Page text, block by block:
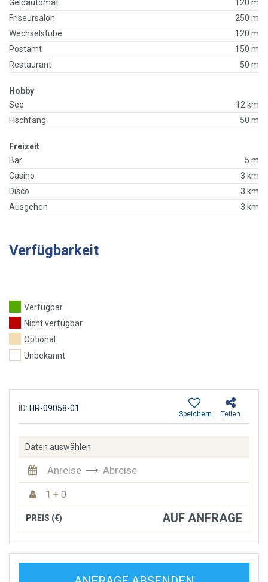
Geldautomat
120 m
Friseursalon
250 m
Wechselstube
120 m
Postamt
150 m
Restaurant
50 m
Hobby
See
12 km
Fischfang
50 m
Freizeit
Bar
5 m
Casino
3 km
Disco
3 km
Ausgehen
3 km
Verfügbarkeit
Verfügbar
Nicht verfügbar
Optional
Unbekannt
ID: HR-09058-01
Teilen
Speichern
Daten auswählen
Anreise Abreise
1 + 0
PREIS (€) AUF ANFRAGE